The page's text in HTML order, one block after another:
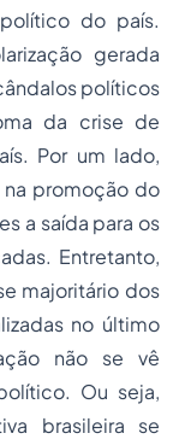
do país.
gerada
políticos
da crise de
Por um lado,
promoção do
a saída para os
Entretanto,
majoritário dos
no último
não se vê
Ou seja,
brasileira se